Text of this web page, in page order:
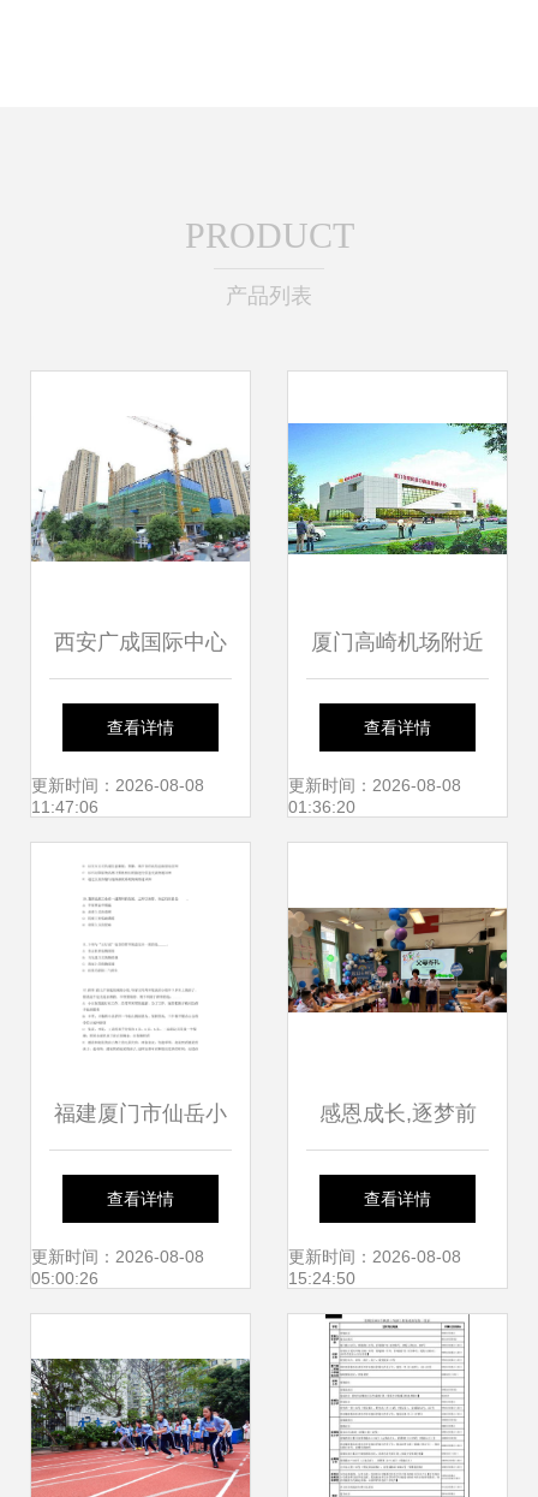
PRODUCT
产品列表
西安广成国际中心
以城市展厅迭新商
办封面，厦门市仙
岳小学 教育创新引
领未来
查看详情
更新时间：2026-08-08
11:47:06
厦门高崎机场附近
有没有什么地方好
停车的,停4天,免费
都行
查看详情
更新时间：2026-08-08
01:36:20
福建厦门市仙岳小
学非编顶岗教师招
聘模拟预测及备考
查看详情
更新时间：2026-08-08
05:00:26
感恩成长,逐梦前
行--记厦门市仙岳
小学2022年成长礼
活动
查看详情
更新时间：2026-08-08
15:24:50